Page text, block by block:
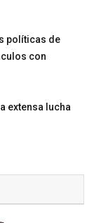
políticas de
con
extensa lucha